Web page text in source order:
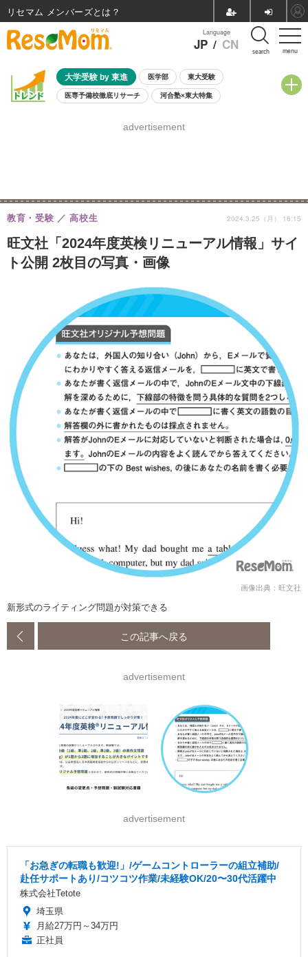
menu
Language
JP / CN search
大学受験 by 東進 医学部 東大受験
医専予備校徹底リサーチ 河合塾×東大特集
8月開催学校説明会・相談会
advertisement
旺文社「2024年度英検リニューアル情報」サイ
ト公開 2枚目の写真・画像
教育・受験 高校生 2024.3.25（月） 16:15
画像出典：旺文社
新形式のライティング問題が対策できる
この記事へ戻る
advertisement
advertisement
「お急ぎの転職も歓迎!」/ゲームコントローラーの組立補助/
赴任サポートあり/コツコツ作業/未経験OK/20〜30代活躍中
株式会社Tetote
埼玉県
月給27万円～34万円
正社員
リセマム メンバーズ